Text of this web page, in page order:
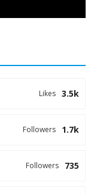
3.5k
Likes
1.7k
Followers
735
Followers